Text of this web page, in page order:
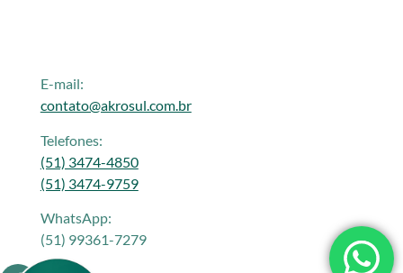
E-mail:
contato@akrosul.com.br
Telefones:
(51) 3474-4850
(51) 3474-9759
WhatsApp:
(51) 99361-7279